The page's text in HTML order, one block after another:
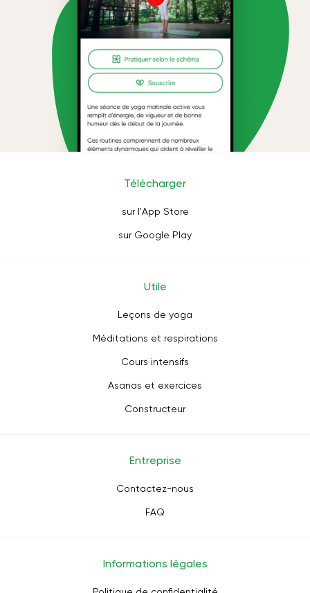
Télécharger
sur l'App Store
sur Google Play
Utile
Leçons de yoga
Méditations et respirations
Cours intensifs
Asanas et exercices
Constructeur
Entreprise
Contactez-nous
FAQ
Informations légales